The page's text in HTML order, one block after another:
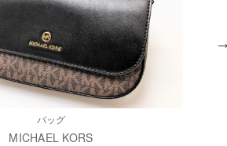
バッグ
MICHAEL KORS